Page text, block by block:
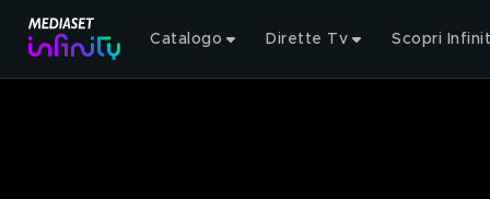
Catalogo Dirette Tv Scopri